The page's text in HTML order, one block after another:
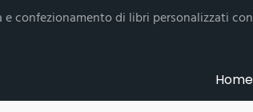
e confezionamento di libri personalizzati
Home